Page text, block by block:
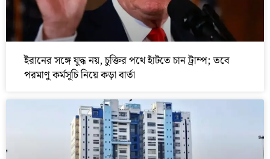
ইরানের সঙ্গে যুদ্ধ নয়, চুক্তির পথে হাঁটতে চান ট্রাম্প; তবে
পরমাণু কর্মসূচি নিয়ে কড়া বার্তা